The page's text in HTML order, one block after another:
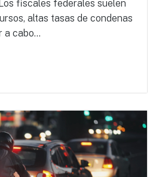
fiscales federales suelen
altas tasas de condenas
a cabo...